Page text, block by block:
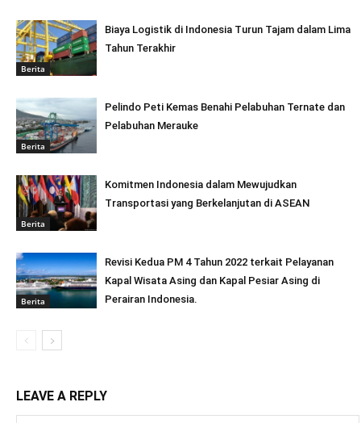
Berita
Biaya Logistik di Indonesia Turun Tajam dalam Lima
Tahun Terakhir
Berita
Pelindo Peti Kemas Benahi Pelabuhan Ternate dan
Pelabuhan Merauke
Berita
Komitmen Indonesia dalam Mewujudkan
Transportasi yang Berkelanjutan di ASEAN
Berita
Revisi Kedua PM 4 Tahun 2022 terkait Pelayanan
Kapal Wisata Asing dan Kapal Pesiar Asing di
Perairan Indonesia.
LEAVE A REPLY